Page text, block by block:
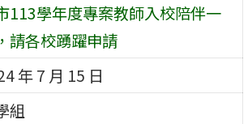
113學年度專案教師入校陪伴一
請各校踴躍申請
年 7 月 15 日
組